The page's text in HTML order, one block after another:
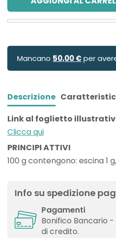
Mancano 50,00 €per
Descrizione
Link al foglietto
Clicca qui
PRINCIPI ATTIVI
100 g contengono: escina 1
Info su spedizione
Pagamenti
Bonifico Bancario
di credito.